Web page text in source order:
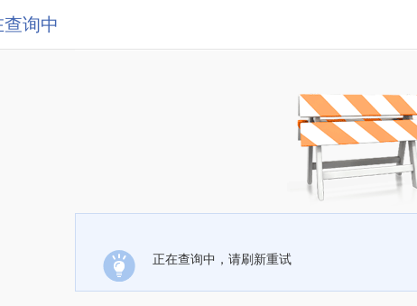
查询中
正在查询中，请刷新重试